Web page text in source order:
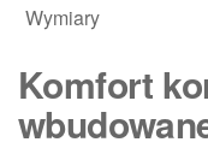
Wymiary
Komfort